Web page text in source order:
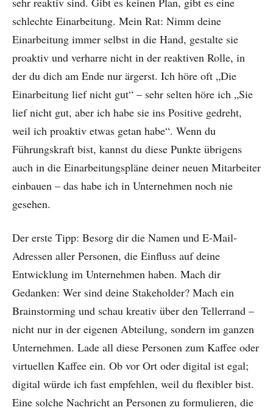
schlechte Einarbeitung. Mein Rat: Nimm deine
Einarbeitung immer selbst in die Hand, gestalte sie
proaktiv und verharre nicht in der reaktiven Rolle, in
der du dich am Ende nur ärgerst. Ich höre oft „Die
Einarbeitung lief nicht gut“ – sehr selten höre ich „Sie
lief nicht gut, aber ich habe sie ins Positive gedreht,
weil ich proaktiv etwas getan habe“. Wenn du
Führungskraft bist, kannst du diese Punkte übrigens
auch in die Einarbeitungspläne deiner neuen Mitarbeiter
einbauen – das habe ich in Unternehmen noch nie
gesehen.
Der erste Tipp: Besorg dir die Namen und E-Mail-
Adressen aller Personen, die Einfluss auf deine
Entwicklung im Unternehmen haben. Mach dir
Gedanken: Wer sind deine Stakeholder? Mach ein
Brainstorming und schau kreativ über den Tellerrand –
nicht nur in der eigenen Abteilung, sondern im ganzen
Unternehmen. Lade all diese Personen zum Kaffee oder
virtuellen Kaffee ein. Ob vor Ort oder digital ist egal;
digital würde ich fast empfehlen, weil du flexibler bist.
Eine solche Nachricht an Personen zu formulieren, die